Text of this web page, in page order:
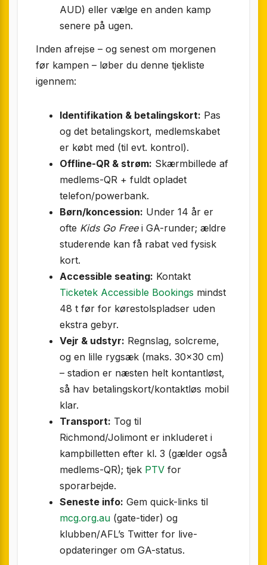
AUD) eller vælge en anden kamp
senere på ugen.
Inden afrejse – og senest om morgenen
før kampen – løber du denne tjekliste
igennem:
Identifikation & betalingskort: Pas
og det betalingskort, medlemskabet
er købt med (til evt. kontrol).
Offline-QR & strøm: Skærmbillede af
medlems-QR + fuldt opladet
telefon/powerbank.
Børn/koncession: Under 14 år er
ofte Kids Go Freei GA-runder; ældre
studerende kan få rabat ved fysisk
kort.
Accessible seating: Kontakt
Ticketek Accessible Bookings mindst
48 t før for kørestolspladser uden
ekstra gebyr.
Vejr & udstyr: Regnslag, solcreme,
og en lille rygsæk (maks. 30×30 cm)
– stadion er næsten helt kontantløst,
så hav betalingskort/kontaktløs mobil
klar.
Transport: Tog til
Richmond/Jolimont er inkluderet i
kampbilletten efter kl. 3 (gælder også
medlems-QR); tjek PTV for
sporarbejde.
Seneste info: Gem quick-links til
mcg.org.au (gate-tider) og
klubben/AFL’s Twitter for live-
opdateringer om GA-status.